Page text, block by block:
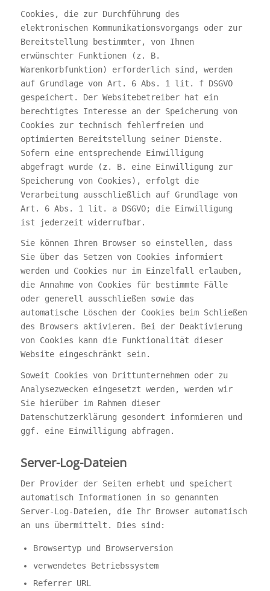
Cookies, die zur Durchführung des
elektronischen Kommunikationsvorgangs oder zur
Bereitstellung bestimmter, von Ihnen
erwünschter Funktionen (z. B.
Warenkorbfunktion) erforderlich sind, werden
auf Grundlage von Art. 6 Abs. 1 lit. f DSGVO
gespeichert. Der Websitebetreiber hat ein
berechtigtes Interesse an der Speicherung von
Cookies zur technisch fehlerfreien und
optimierten Bereitstellung seiner Dienste.
Sofern eine entsprechende Einwilligung
abgefragt wurde (z. B. eine Einwilligung zur
Speicherung von Cookies), erfolgt die
Verarbeitung ausschließlich auf Grundlage von
Art. 6 Abs. 1 lit. a DSGVO; die Einwilligung
ist jederzeit widerrufbar.
Sie können Ihren Browser so einstellen, dass
Sie über das Setzen von Cookies informiert
werden und Cookies nur im Einzelfall erlauben,
die Annahme von Cookies für bestimmte Fälle
oder generell ausschließen sowie das
automatische Löschen der Cookies beim Schließen
des Browsers aktivieren. Bei der Deaktivierung
von Cookies kann die Funktionalität dieser
Website eingeschränkt sein.
Soweit Cookies von Drittunternehmen oder zu
Analysezwecken eingesetzt werden, werden wir
Sie hierüber im Rahmen dieser
Datenschutzerklärung gesondert informieren und
ggf. eine Einwilligung abfragen.
Server-Log-Dateien
Der Provider der Seiten erhebt und speichert
automatisch Informationen in so genannten
Server-Log-Dateien, die Ihr Browser automatisch
an uns übermittelt. Dies sind:
Browsertyp und Browserversion
verwendetes Betriebssystem
Referrer URL